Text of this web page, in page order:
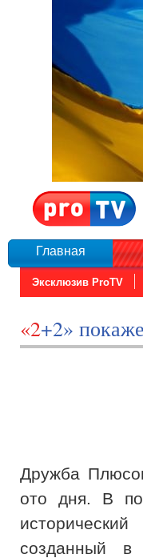
Главная
Эксклюзив ProTV
«2+2»
Дружба
ото дня. В
созданный в